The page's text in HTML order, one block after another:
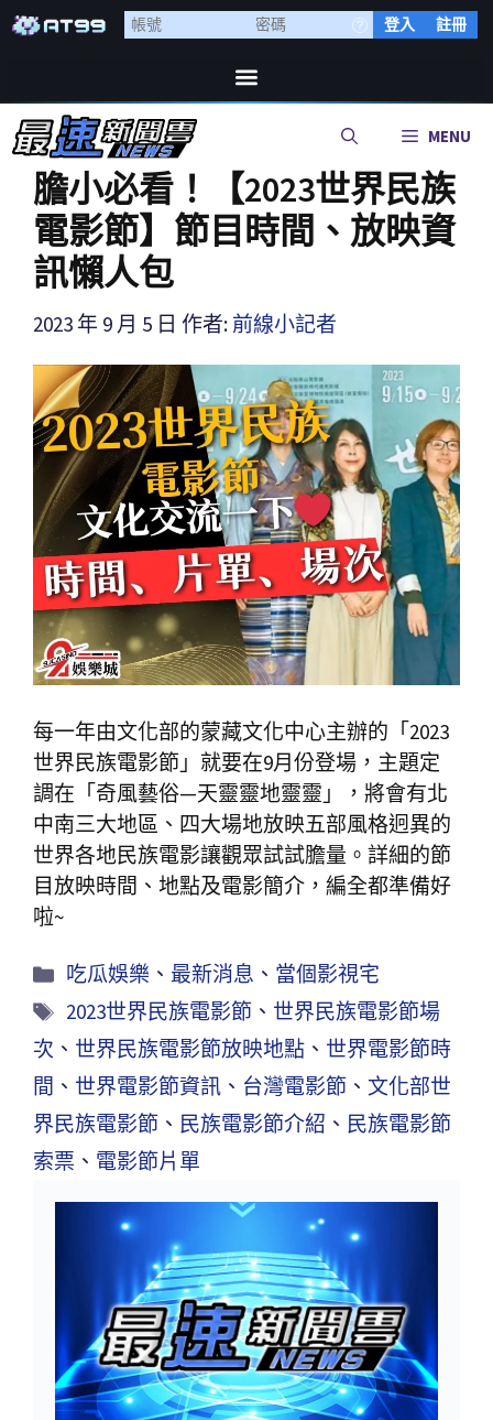
登入 註冊
MENU
膽小必看！【2023世界民族
電影節】節目時間、放映資
訊懶人包
2023 年 9 月 5 日 作者: 前線小記者
每一年由文化部的蒙藏文化中心主辦的「2023
世界民族電影節」就要在9月份登場，主題定
調在「奇風藝俗—天靈靈地靈靈」，將會有北
中南三大地區、四大場地放映五部風格迥異的
世界各地民族電影讓觀眾試試膽量。詳細的節
目放映時間、地點及電影簡介，編全都準備好
啦~
吃瓜娛樂 、最新消息 、 當個影視宅
2023世界民族電影節 、 世界民族電影節場
次 、 世界民族電影節放映地點 、 世界電影節時
間 、 世界電影節資訊 、 台灣電影節 、 文化部世
界民族電影節 、 民族電影節介紹 、 民族電影節
索票 、 電影節片單